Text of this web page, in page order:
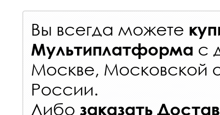
Вы всегда можете
Мультиплатформа с
Москве, Московской
России.
Либо заказать